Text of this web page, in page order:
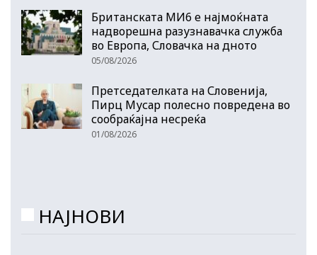
Британската МИ6 е најмоќната
надворешна разузнавачка служба
во Европа, Словачка на дното
05/08/2026
Претседателката на Словенија,
Пирц Мусар полесно повредена во
сообраќајна несреќа
01/08/2026
НАЈНОВИ